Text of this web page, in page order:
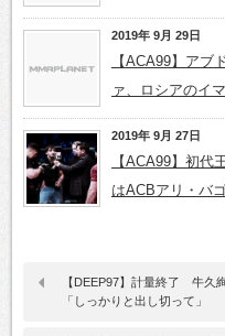
2019年 9月 29日
【ACA99】アブ
ァ、ロシアのイ
2019年 9月 27日
【ACA99】初代
はACBアリ・バ
【DEEP97】計量終了 牛久
「しっかりと出し切って」